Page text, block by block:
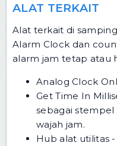
ALAT TERKAIT
Alat terkait di
Alarm Clock dan
alarm jam tetap atau
Analog Clock
Get Time In
sebagai
wajah jam.
Hub alat utilitas